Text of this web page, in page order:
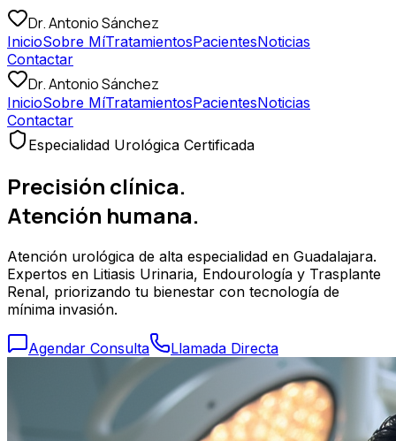
Dr. Antonio Sánchez
InicioSobre MíTratamientosPacientesNoticias
Contactar
Dr. Antonio Sánchez
InicioSobre MíTratamientosPacientesNoticias
Contactar
Especialidad Urológica Certificada
Precisión clínica.
Atención humana.
Atención urológica de alta especialidad en Guadalajara.
Expertos en Litiasis Urinaria, Endourología y Trasplante
Renal, priorizando tu bienestar con tecnología de
mínima invasión.
Agendar Consulta Llamada Directa